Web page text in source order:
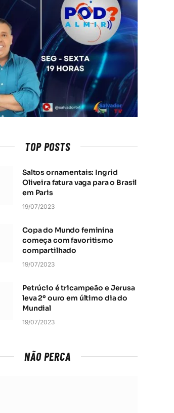
TOP POSTS
Saltos ornamentais: Ingrid
Oliveira fatura vaga para o Brasil
em Paris
19/07/2023
Copa do Mundo feminina
começa com favoritismo
compartilhado
19/07/2023
Petrúcio é tricampeão e Jerusa
leva 2º ouro em último dia do
Mundial
19/07/2023
NÃO PERCA